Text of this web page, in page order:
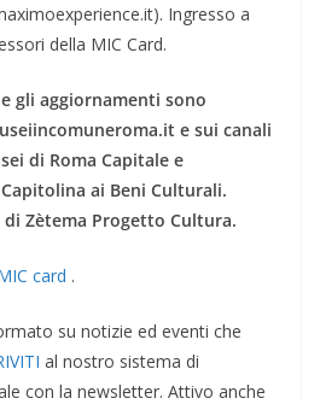
Ingresso a
della MIC Card.
gli aggiornamenti sono
e sui canali
di Roma Capitale e
ai Beni Culturali.
di Zètema Progetto Cultura.
card .
su notizie ed eventi che
al nostro sistema di
con la newsletter. Attivo anche